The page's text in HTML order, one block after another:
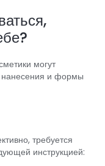
могут
нанесения и формы
требуется
инструкцией: